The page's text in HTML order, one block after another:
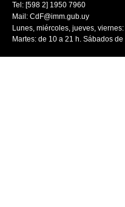
Tel: [598 2] 1950 7960
Mail: CdF@imm.gub.uy
Lunes, miércoles, jueves,
Martes: de 10 a 21 h. Sábados